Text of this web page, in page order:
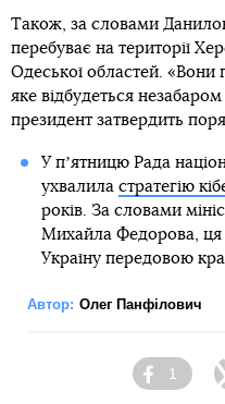
Також, за словами
перебуває на території
Одеської областей. «Вони
яке відбудеться
президент затвердить
У пʼятницю Рада
ухвалила стратегію
років. За словами
Михайла Федорова, ця
Україну передовою
Автор: Олег Панфілович
1